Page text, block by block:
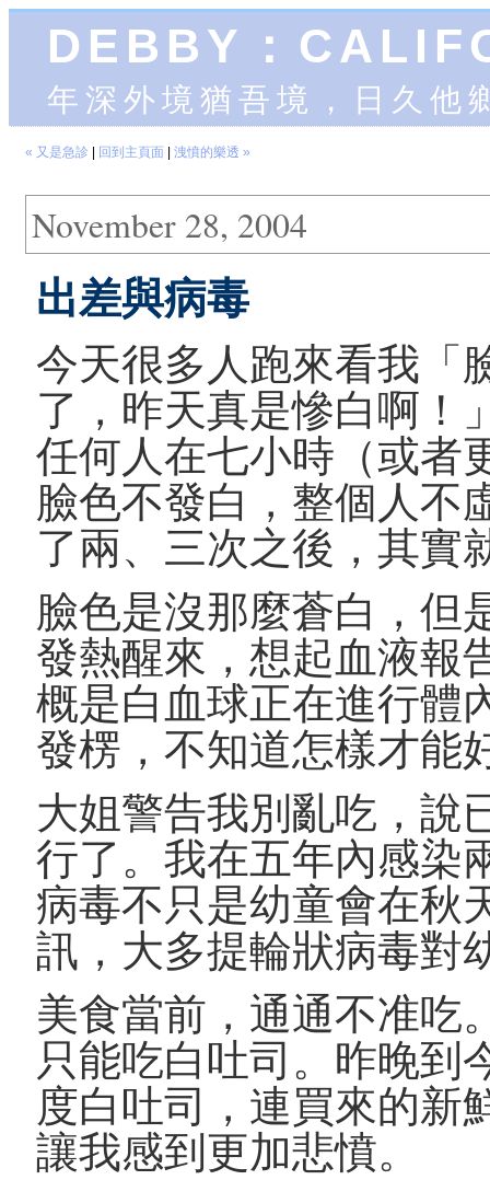
DEBBY：
年深外境猶吾境，日久
« 又是急診 回到主頁面 洩憤的樂透 »
November 28, 2004
出差與病毒
今天很多人跑來看我「
了，昨天真是慘白啊！
任何人在七小時（或者
臉色不發白，整個人不
了兩、三次之後，其實
臉色是沒那麼蒼白，但
發熱醒來，想起血液報
概是白血球正在進行體
發楞，不知道怎樣才能
大姐警告我別亂吃，說
行了。我在五年內感染
病毒不只是幼童會在秋
訊，大多提輪狀病毒對
美食當前，通通不准吃
只能吃白吐司。昨晚到
度白吐司，連買來的新
讓我感到更加悲憤。